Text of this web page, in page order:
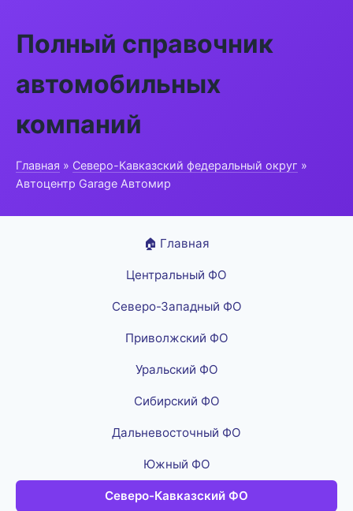
Полный справочник
автомобильных
компаний
Главная » Северо-Кавказский федеральный округ »
Автоцентр Garage Автомир
🏠 Главная
Центральный ФО
Северо-Западный ФО
Приволжский ФО
Уральский ФО
Сибирский ФО
Дальневосточный ФО
Южный ФО
Северо-Кавказский ФО